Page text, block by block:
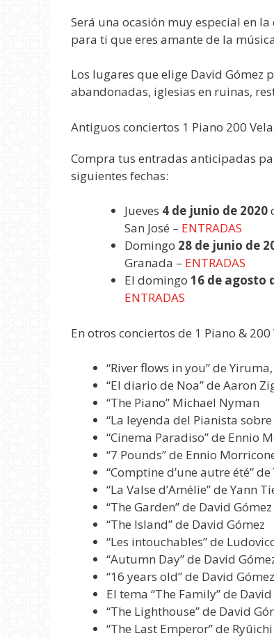
Será una ocasión muy especial en
para ti que eres amante de la
Los lugares que elige David Gómez
abandonadas, iglesias en ruinas,
Antiguos conciertos 1 Piano 200
Compra tus entradas anticipadas
siguientes fechas:
Jueves 4 de junio de 2020
San José – ENTRADAS
Domingo 28 de junio de
Granada – ENTRADAS
El domingo 16 de agosto
ENTRADAS
En otros conciertos de 1 Piano &
“River flows in you” de
“El diario de Noa” de Aaron
“The Piano” Michael Nyman
“La leyenda del Pianista
“Cinema Paradiso” de Ennio
“7 Pounds” de Ennio
“Comptine d’une autre été”
“La Valse d’Amélie” de Yann
“The Garden” de David Gómez
“The Island” de David Gómez
“Les intouchables” de
“Autumn Day” de David
“16 years old” de David Gómez
El tema “The Family” de
“The Lighthouse” de David
“The Last Emperor” de